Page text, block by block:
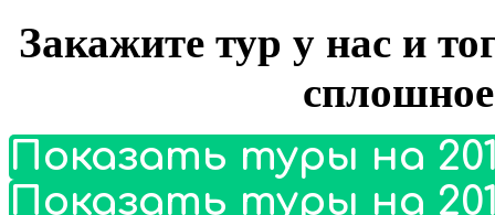
Закажите тур у нас и
Показать туры на
Показать туры на